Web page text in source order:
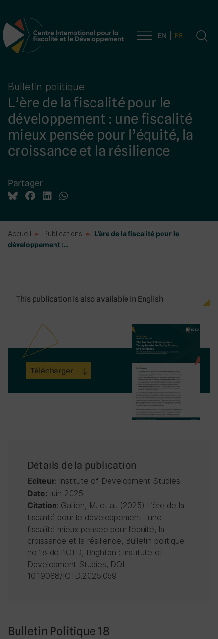
Navigation principale EN FR
Bulletin politique
L’ère de la fiscalité pour le
développement : une fiscalité
mieux pensée pour l’équité, la
croissance et la résilience
Partager
Accueil Publications
L’ère de la fiscalité pour le
développement :…
Bulletin Politique 18
This publication is also available in English
Télécharger
Détails de la publication
Editeur: Institute of Development Studies
Date: juin 2025
Citation: Gallien, M. et al. (2025) L’ère de la
fiscalité pour le développement : une
fiscalité mieux pensée pour l’équité, la
croissance et la résilience, Bulletin politique
no 18 de l’ICTD, Brighton : Institute of
Development Studies, DOI :
10.19088/ICTD.2025.059